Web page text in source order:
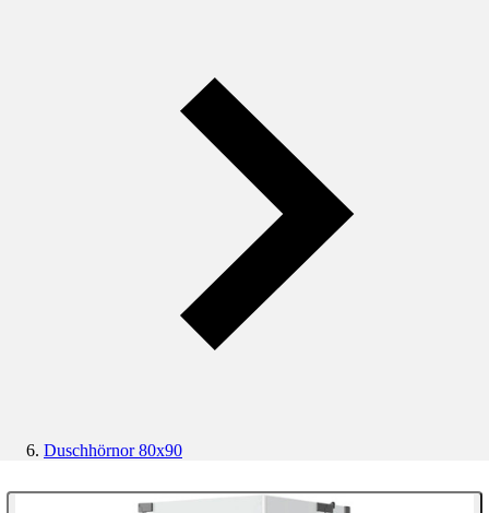
Duschhörnor 80x90